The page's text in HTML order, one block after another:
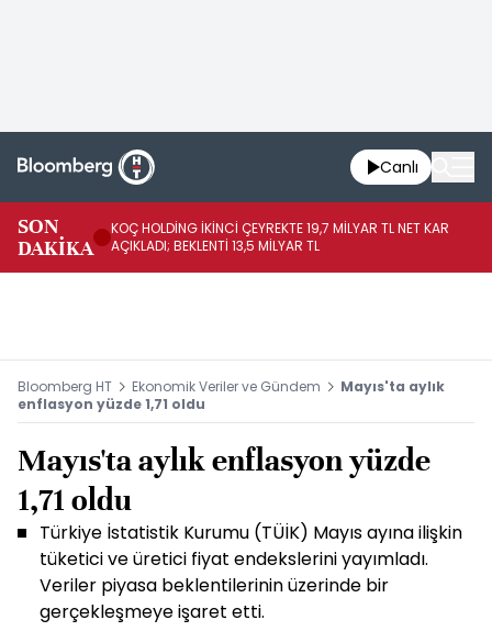
Canlı
SON
DAKİKA
KOÇ HOLDİNG İKİNCİ ÇEYREKTE 19,7 MİLYAR TL NET KAR
AÇIKLADI; BEKLENTİ 13,5 MİLYAR TL
Bloomberg HT Ekonomik Veriler ve Gündem
Mayıs'ta aylık
enflasyon yüzde 1,71 oldu
Mayıs'ta aylık enflasyon yüzde
1,71 oldu
Türkiye İstatistik Kurumu (TÜİK) Mayıs ayına ilişkin
tüketici ve üretici fiyat endekslerini yayımladı.
Veriler piyasa beklentilerinin üzerinde bir
gerçekleşmeye işaret etti.